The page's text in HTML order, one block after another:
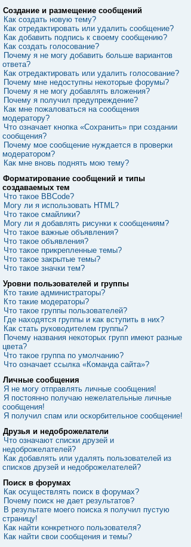
Создание и размещение сообщений
Как создать новую тему?
Как отредактировать или удалить сообщение?
Как добавить подпись к своему сообщению?
Как создать голосование?
Почему я не могу добавить больше вариантов
ответа?
Как отредактировать или удалить голосование?
Почему мне недоступны некоторые форумы?
Почему я не могу добавлять вложения?
Почему я получил предупреждение?
Как мне пожаловаться на сообщения
модератору?
Что означает кнопка «Сохранить» при создании
сообщения?
Почему мое сообщение нуждается в проверки
модератором?
Как мне вновь поднять мою тему?
Форматирование сообщений и типы
создаваемых тем
Что такое BBCode?
Могу ли я использовать HTML?
Что такое смайлики?
Могу ли я добавлять рисунки к сообщениям?
Что такое важные объявления?
Что такое объявления?
Что такое прикрепленные темы?
Что такое закрытые темы?
Что такое значки тем?
Уровни пользователей и группы
Кто такие администраторы?
Кто такие модераторы?
Что такое группы пользователей?
Где находятся группы и как вступить в них?
Как стать руководителем группы?
Почему названия некоторых групп имеют разные
цвета?
Что такое группа по умолчанию?
Что означает ссылка «Команда сайта»?
Личные сообщения
Я не могу отправлять личные сообщения!
Я постоянно получаю нежелательные личные
сообщения!
Я получил спам или оскорбительное сообщение!
Друзья и недоброжелатели
Что означают списки друзей и
недоброжелателей?
Как добавлять или удалять пользователей из
списков друзей и недоброжелателей?
Поиск в форумах
Как осуществлять поиск в форумах?
Почему поиск не дает результатов?
В результате моего поиска я получил пустую
страницу!
Как найти конкретного пользователя?
Как найти свои сообщения и темы?